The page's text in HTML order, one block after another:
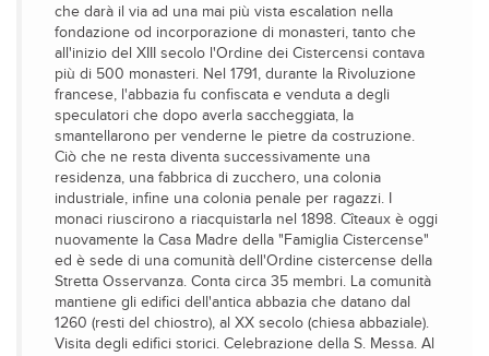
che darà il via ad una mai più vista escalation nella
fondazione od incorporazione di monasteri, tanto che
all'inizio del XIII secolo l'Ordine dei Cistercensi contava
più di 500 monasteri. Nel 1791, durante la Rivoluzione
francese, l'abbazia fu confiscata e venduta a degli
speculatori che dopo averla saccheggiata, la
smantellarono per venderne le pietre da costruzione.
Ciò che ne resta diventa successivamente una
residenza, una fabbrica di zucchero, una colonia
industriale, infine una colonia penale per ragazzi. I
monaci riuscirono a riacquistarla nel 1898. Cîteaux è oggi
nuovamente la Casa Madre della "Famiglia Cistercense"
ed è sede di una comunità dell'Ordine cistercense della
Stretta Osservanza. Conta circa 35 membri. La comunità
mantiene gli edifici dell'antica abbazia che datano dal
1260 (resti del chiostro), al XX secolo (chiesa abbaziale).
Visita degli edifici storici. Celebrazione della S. Messa. Al